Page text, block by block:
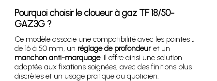
Pourquoi choisir le cloueur à gaz TF 18/50-
GAZ3G ?
Ce modèle associe une compatibilité avec les pointes J
de 16 à 50 mm, un réglage de profondeuret un
manchon anti-marquage. Il offre ainsi une solution
adaptée aux fixations soignées, avec des finitions plus
discrètes et un usage pratique au quotidien.